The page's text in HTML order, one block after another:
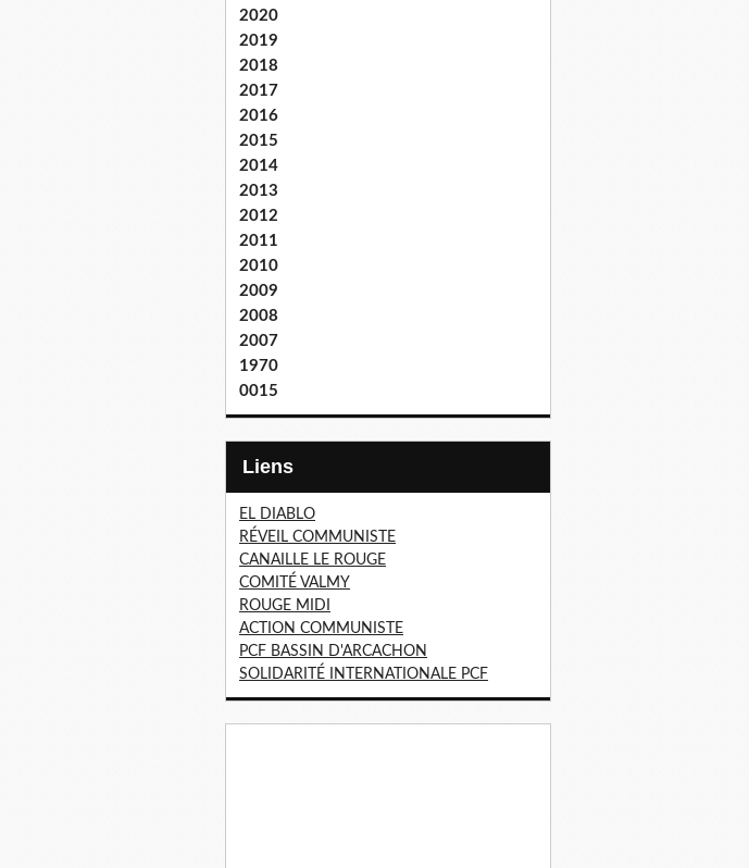
2020
2019
2018
2017
2016
2015
2014
2013
2012
2011
2010
2009
2008
2007
1970
0015
Liens
EL DIABLO
RÉVEIL COMMUNISTE
CANAILLE LE ROUGE
COMITÉ VALMY
ROUGE MIDI
ACTION COMMUNISTE
PCF BASSIN D'ARCACHON
SOLIDARITÉ INTERNATIONALE PCF